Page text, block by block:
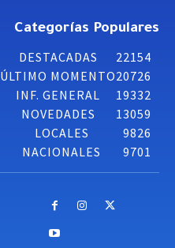
Categorías Populares
DESTACADAS
22154
ÚLTIMO MOMENTO20726
INF. GENERAL
19332
NOVEDADES
13059
LOCALES
9826
NACIONALES
9701